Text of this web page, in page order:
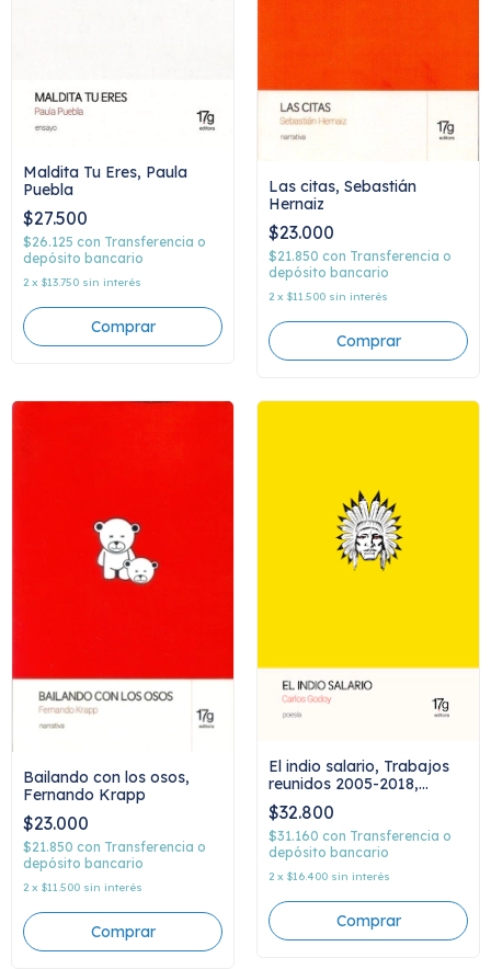
Maldita Tu Eres, Paula
Puebla
$27.500
$26.125 con Transferencia o
depósito bancario
2 x $13.750 sin interés
Las citas, Sebastián
Hernaiz
$23.000
$21.850 con Transferencia o
depósito bancario
2 x $11.500 sin interés
Bailando con los osos,
Fernando Krapp
$23.000
$21.850 con Transferencia o
depósito bancario
2 x $11.500 sin interés
El indio salario, Trabajos
reunidos 2005-2018,
Carlos Godoy
$32.800
$31.160 con Transferencia o
depósito bancario
2 x $16.400 sin interés